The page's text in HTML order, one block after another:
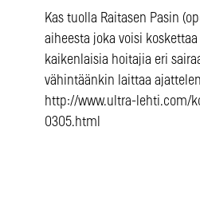
Kas tuolla Raitasen Pasin
aiheesta joka voisi
kaikenlaisia hoitajia eri
vähintäänkin laittaa
http://www.ultra-lehti.com/
0305.html